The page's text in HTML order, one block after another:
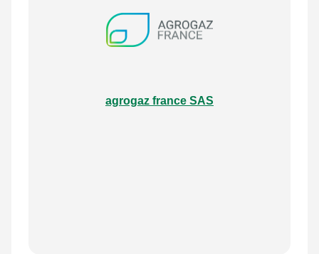
agrogaz france SAS